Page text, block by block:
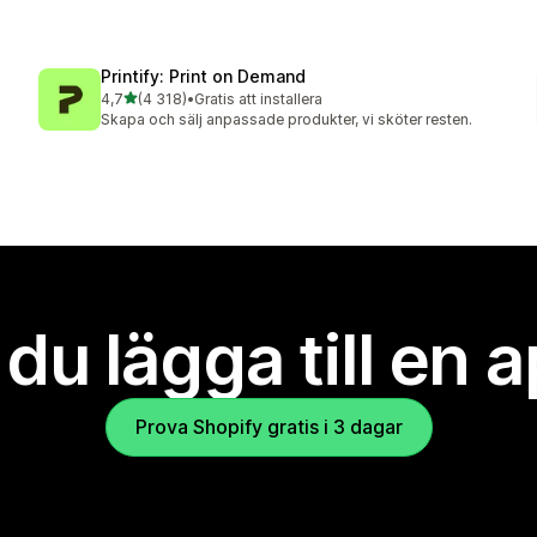
Printify: Print on Demand
4,7av 5 stjärnor
(4 318)
4318 recensioner totalt
•Gratis att installera
Skapa och sälj anpassade produkter, vi sköter resten.
lägga till en
Prova Shopify gratis i 3 dagar